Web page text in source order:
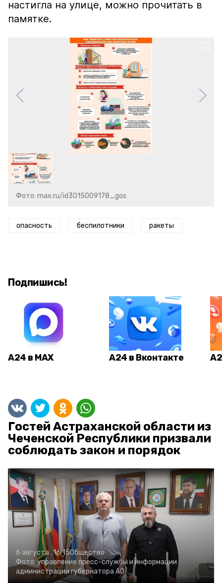
настигла на улице, можно прочитать в
памятке.
Фото: max.ru/id3015009178_gos
опасность беспилотники ракеты
Подпишись!
А24 в MAX А24 в Вконтакте
Гостей Астраханской области из
Чеченской Республики призвали
соблюдать закон и порядок
6 августа , 16:15Общество
Фото: управление пресс-службы и информации
администрации губернатора АО